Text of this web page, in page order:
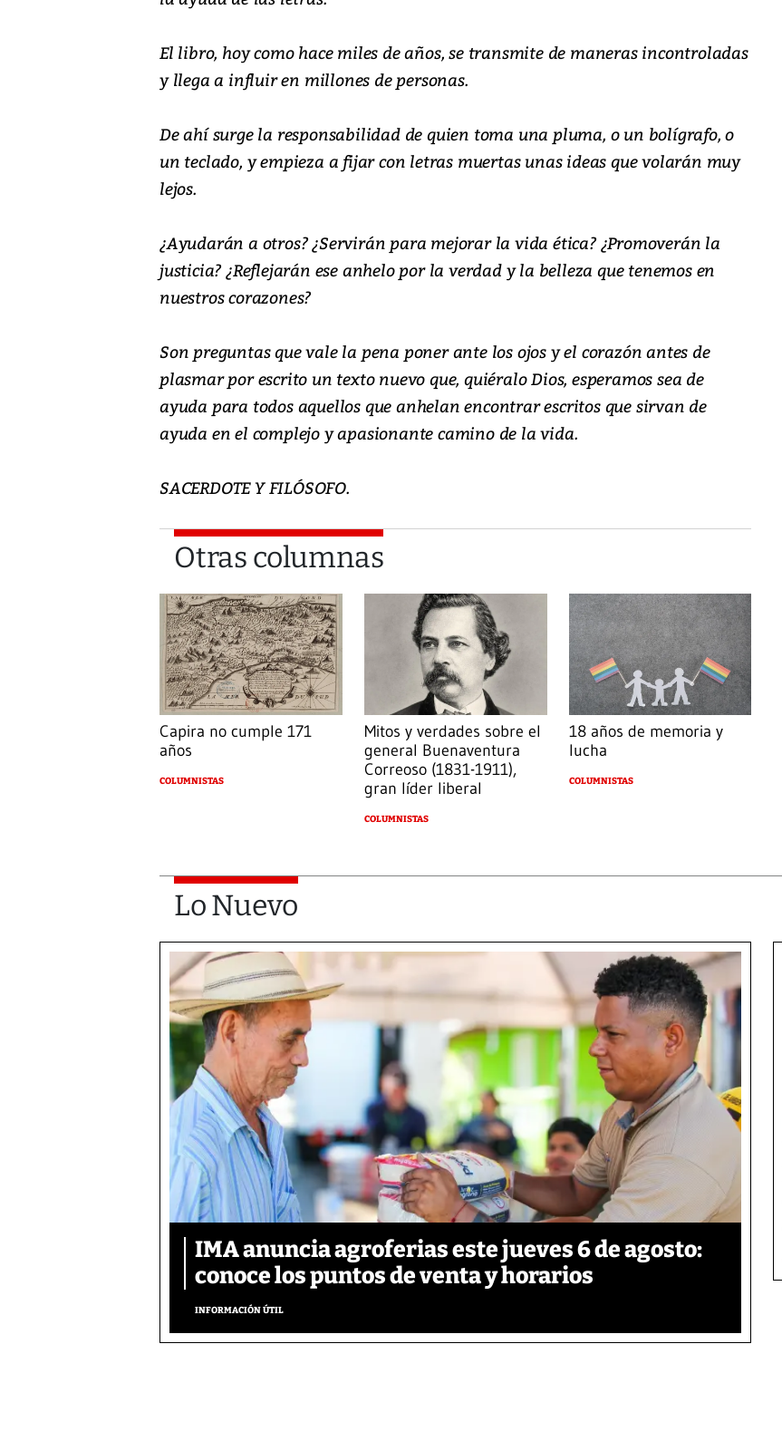
El libro, hoy como hace miles de años, se transmite de maneras incontroladas
y llega a influir en millones de personas.
De ahí surge la responsabilidad de quien toma una pluma, o un bolígrafo, o
un teclado, y empieza a fijar con letras muertas unas ideas que volarán muy
lejos.
¿Ayudarán a otros? ¿Servirán para mejorar la vida ética? ¿Promoverán la
justicia? ¿Reflejarán ese anhelo por la verdad y la belleza que tenemos en
nuestros corazones?
Son preguntas que vale la pena poner ante los ojos y el corazón antes de
plasmar por escrito un texto nuevo que, quiéralo Dios, esperamos sea de
ayuda para todos aquellos que anhelan encontrar escritos que sirvan de
ayuda en el complejo y apasionante camino de la vida.
SACERDOTE Y FILÓSOFO.
Otras columnas
Capira no cumple 171
años
COLUMNISTAS
Mitos y verdades sobre el
general Buenaventura
Correoso (1831-1911),
gran líder liberal
COLUMNISTAS
18 años de memoria y
lucha
COLUMNISTAS
Lo Nuevo
IMA anuncia agroferias este jueves 6 de agosto:
conoce los puntos de venta y horarios
INFORMACIÓN ÚTIL